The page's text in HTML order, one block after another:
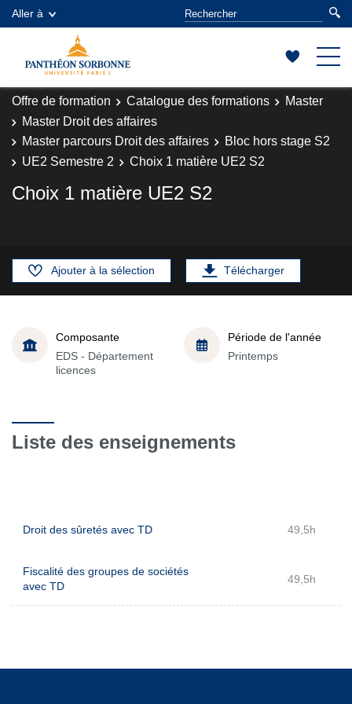
Aller à
Offre de formation Catalogue des formations
Master
Master Droit des affaires
Master parcours Droit des affaires
Bloc hors stage S2
UE2 Semestre 2
Choix 1 matière UE2 S2
Choix 1 matière UE2 S2
Ajouter à la sélection Télécharger
Composante
EDS - Département
licences
Période de l'année
Printemps
Liste des enseignements
Droit des sûretés avec TD 49,5h
Fiscalité des groupes de sociétés
avec TD
49,5h